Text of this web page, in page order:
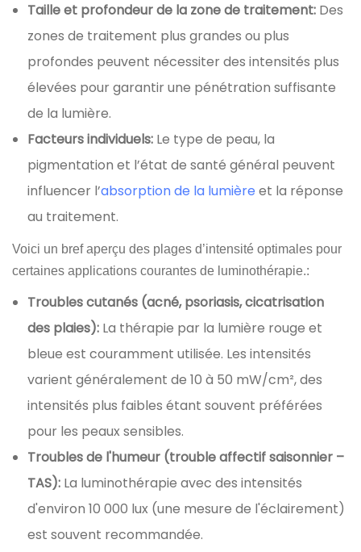
Taille et profondeur de la zone de traitement: Des
zones de traitement plus grandes ou plus
profondes peuvent nécessiter des intensités plus
élevées pour garantir une pénétration suffisante
de la lumière.
Facteurs individuels: Le type de peau, la
pigmentation et l’état de santé général peuvent
influencer l’absorption de la lumière et la réponse
au traitement.
Voici un bref aperçu des plages d’intensité optimales pour
certaines applications courantes de luminothérapie.:
Troubles cutanés (acné, psoriasis, cicatrisation
des plaies): La thérapie par la lumière rouge et
bleue est couramment utilisée. Les intensités
varient généralement de 10 à 50 mW/cm², des
intensités plus faibles étant souvent préférées
pour les peaux sensibles.
Troubles de l'humeur (trouble affectif saisonnier –
TAS): La luminothérapie avec des intensités
d'environ 10 000 lux (une mesure de l'éclairement)
est souvent recommandée.